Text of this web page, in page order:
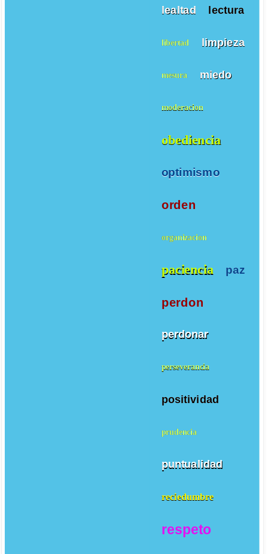
lealtad lectura
libertad limpieza
mesura miedo
moderacion
obediencia
optimismo
orden
organizacion
paciencia paz
perdon
perdonar
perseverancia
positividad
prudencia
puntualidad
reciedumbre
respeto